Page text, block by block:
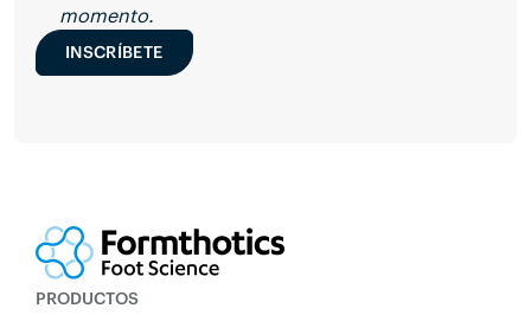
momento.
INSCRÍBETE
PRODUCTOS